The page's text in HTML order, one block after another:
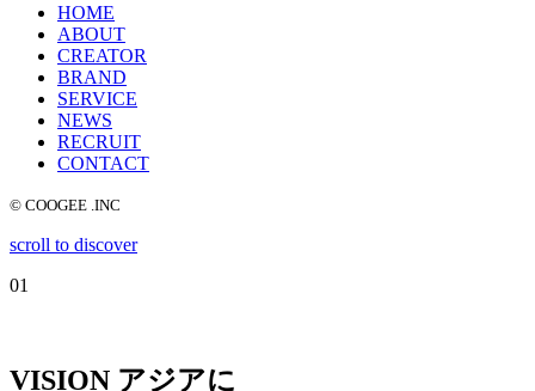
HOME
ABOUT
CREATOR
BRAND
SERVICE
NEWS
RECRUIT
CONTACT
© COOGEE .INC
scroll to discover
01
VISION アジアに